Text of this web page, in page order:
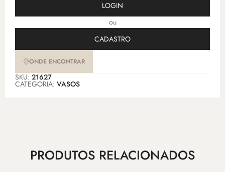
LOGIN
ou
CADASTRO
ONDE ENCONTRAR
SKU: 21627
CATEGORIA: VASOS
PRODUTOS RELACIONADOS